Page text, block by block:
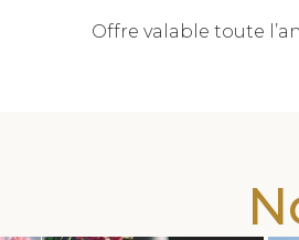
Offre valable toute